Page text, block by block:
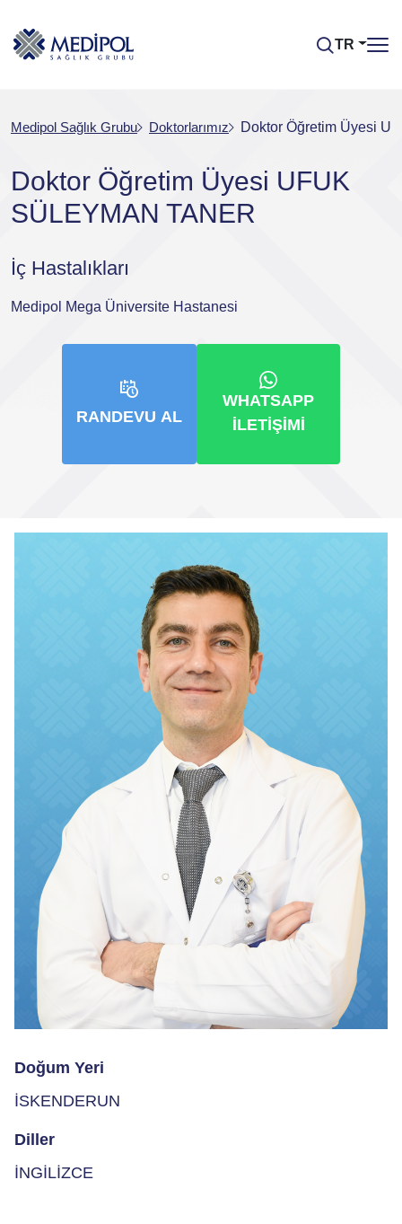
TR
Medipol Sağlık Grubu Doktorlarımız Doktor Öğretim Üyesi
Doktor Öğretim Üyesi UFUK
SÜLEYMAN TANER
İç Hastalıkları
Medipol Mega Üniversite Hastanesi
RANDEVU AL
WHATSAPP
İLETIŞIMI
Doğum Yeri
İSKENDERUN
Diller
İNGİLİZCE